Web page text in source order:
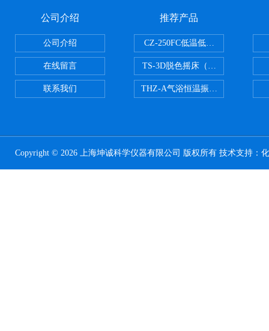
公司介绍
公司介绍
在线留言
联系我们
推荐产品
CZ-250FC低温低湿种子储藏柜
TS-3D脱色摇床（三维运动）
THZ-A气浴恒温振荡器
Copyright © 2026 上海坤诚科学仪器有限公司 版权所有 技术支持：